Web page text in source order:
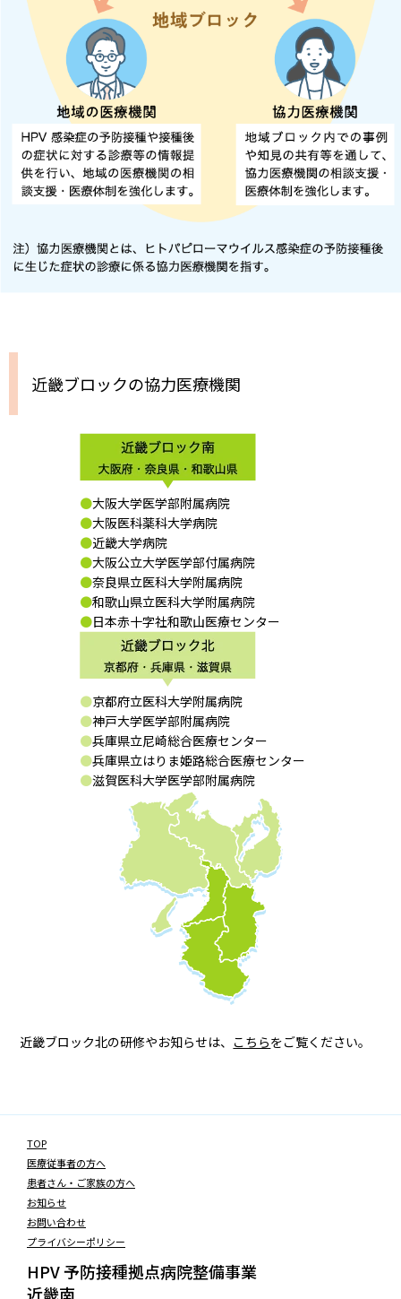
近畿ブロックの協力医療機関
大阪大学医学部附属病院
大阪医科薬科大学病院
近畿大学病院
大阪公立大学医学部付属病院
奈良県立医科大学附属病院
和歌山県立医科大学附属病院
日本赤十字社和歌山医療センター
京都府立医科大学附属病院
神戸大学医学部附属病院
兵庫県立尼崎総合医療センター
兵庫県立はりま姫路総合医療センター
滋賀医科大学医学部附属病院
近畿ブロック北の研修やお知らせは、 こちらをご覧ください。
TOP
医療従事者の方へ
患者さん・ご家族の方へ
お知らせ
お問い合わせ
プライバシーポリシー
HPV 予防接種拠点病院整備事業
近畿南